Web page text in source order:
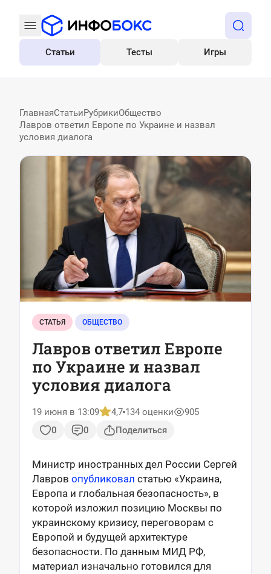
Все
Статьи Тесты Игры
ГлавнаяСтатьиРубрикиОбщество
Лавров ответил Европе по Украине и назвал
условия диалога
СТАТЬЯ ОБЩЕСТВО
Лавров ответил Европе
по Украине и назвал
условия диалога
19 июня в 13:09 4,7 134 оценки
905
0
0 Поделиться
Министр иностранных дел России Сергей
Лавров опубликовал статью «Украина,
Европа и глобальная безопасность», в
которой изложил позицию Москвы по
украинскому кризису, переговорам с
Европой и будущей архитектуре
безопасности. По данным МИД РФ,
материал изначально готовился для